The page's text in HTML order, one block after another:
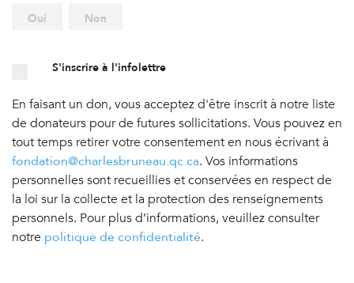
Oui Non
S'inscrire à l'infolettre
En faisant un don, vous acceptez d'être inscrit à notre liste
de donateurs pour de futures sollicitations. Vous pouvez en
tout temps retirer votre consentement en nous écrivant à
fondation@charlesbruneau.qc.ca. Vos informations
personnelles sont recueillies et conservées en respect de
la loi sur la collecte et la protection des renseignements
personnels. Pour plus d’informations, veuillez consulter
notre politique de confidentialité.